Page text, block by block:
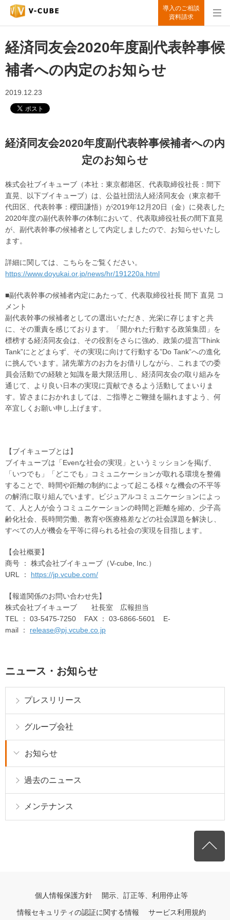
導入のご相談
資料請求
経済同友会2020年度副代表幹事候
補者への内定のお知らせ
2019.12.23
経済同友会2020年度副代表幹事候補者への内
定のお知らせ
株式会社ブイキューブ（本社：東京都港区、代表取締役社長：間下
直晃、以下ブイキューブ）は、公益社団法人経済同友会（東京都千
代田区、代表幹事：櫻田謙悟）が2019年12月20日（金）に発表した
2020年度の副代表幹事の体制において、代表取締役社長の間下直晃
が、副代表幹事の候補者として内定しましたので、お知らせいたし
ます。
詳細に関しては、こちらをご覧ください。
https://www.doyukai.or.jp/news/hr/191220a.html
■副代表幹事の候補者内定にあたって、代表取締役社長 間下 直晃 コ
メント
副代表幹事の候補者としての選出いただき、光栄に存じますと共
に、その重責を感じております。「開かれた行動する政策集団」を
標榜する経済同友会は、その役割をさらに強め、政策の提言”Think
Tank”にとどまらず、その実現に向けて行動する”Do Tank”への進化
に挑んでいます。諸先輩方のお力をお借りしながら、これまでの委
員会活動での経験と知識を最大限活用し、経済同友会の取り組みを
通じて、より良い日本の実現に貢献できるよう活動してまいりま
す。皆さまにおかれましては、ご指導とご鞭撻を賜れますよう、何
卒宜しくお願い申し上げます。
【ブイキューブとは】
ブイキューブは「Evenな社会の実現」というミッションを掲げ、
「いつでも」「どこでも」コミュニケーションが取れる環境を整備
することで、時間や距離の制約によって起こる様々な機会の不平等
の解消に取り組んでいます。ビジュアルコミュニケーションによっ
て、人と人が会うコミュニケーションの時間と距離を縮め、少子高
齢化社会、長時間労働、教育や医療格差などの社会課題を解決し、
すべての人が機会を平等に得られる社会の実現を目指します。
【会社概要】
商号 ： 株式会社ブイキューブ（V-cube, Inc.）
URL
： https://jp.vcube.com/
【報道関係のお問い合わせ先】
株式会社ブイキューブ 社長室 広報担当
TEL ： 03-5475-7250 FAX ： 03-6866-5601 E-
mail ： release@pj.vcube.co.jp
ニュース・お知らせ
プレスリリース
グループ会社
お知らせ
過去のニュース
メンテナンス
個人情報保護方針 開示、訂正等、利用停止等
情報セキュリティの認証に関する情報 サービス利用規約